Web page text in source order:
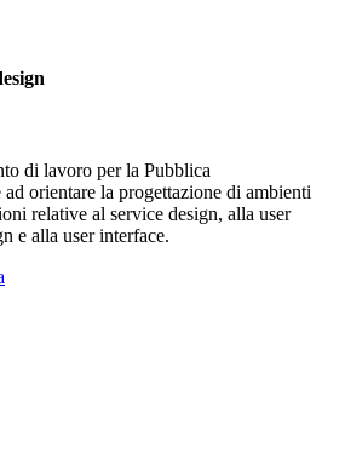
di lavoro per la Pubblica
orientare la progettazione di ambienti
relative al service design, alla user
e alla user interface.